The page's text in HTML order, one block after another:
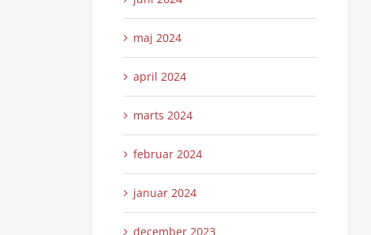
maj 2024
april 2024
marts 2024
februar 2024
januar 2024
december 2023